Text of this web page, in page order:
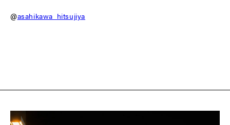
@asahikawa_hitsujiya